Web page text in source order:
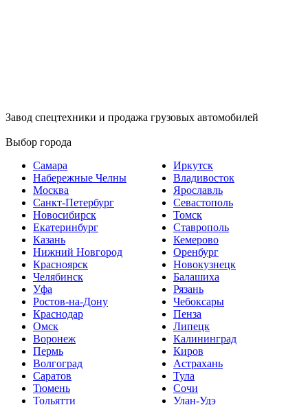
Завод спецтехники и продажа грузовых автомобилей
Выбор города
Самара
Набережные Челны
Москва
Санкт-Петербург
Новосибирск
Екатеринбург
Казань
Нижний Новгород
Красноярск
Челябинск
Уфа
Ростов-на-Дону
Краснодар
Омск
Воронеж
Пермь
Волгоград
Саратов
Тюмень
Тольятти
Иркутск
Владивосток
Ярославль
Севастополь
Томск
Ставрополь
Кемерово
Оренбург
Новокузнецк
Балашиха
Рязань
Чебоксары
Пенза
Липецк
Калининград
Киров
Астрахань
Тула
Сочи
Улан-Удэ